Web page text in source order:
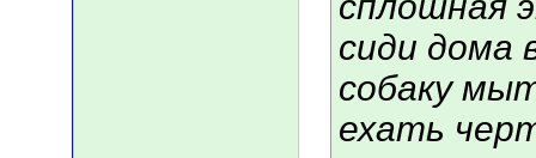
сиди дома
собаку
ехать